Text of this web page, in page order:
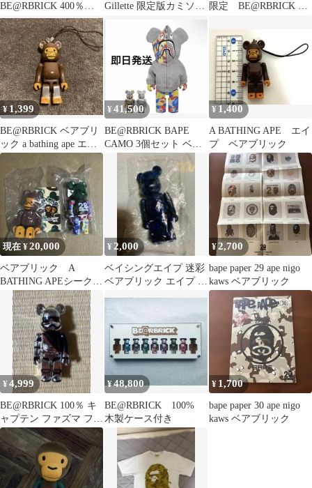
BE@RBRICK 400％
ABC-camo
Gillette 限定版カミソリ
セット エイプ
限定 BE@RBRICK ×
¥1,399
BE@RBRICK ベアブリ
ック a bathing ape エイ
プ マイロ
¥ 41,500
BE@RBRICK BAPE
CAMO 3個セット ベア
¥1,400
A BATHING APE エイ
プ ベアブリック
現在 ¥20,000
ベアブリック A
BATHING APEシークレ
ット2種セット
¥ 2,000
ベイシングエイプ 迷彩
ベアブリック エイプ カ
¥2,700
bape paper 29 ape nigo
kaws ベアブリック
¥4,999
BE@RBRICK 100％ キ
ャプテン ファズマ ファ
ーストオーダー
¥48,800
BE@RBRICK 100%
木製ケース付き
¥ 1,700
bape paper 30 ape nigo
kaws ベアブリック